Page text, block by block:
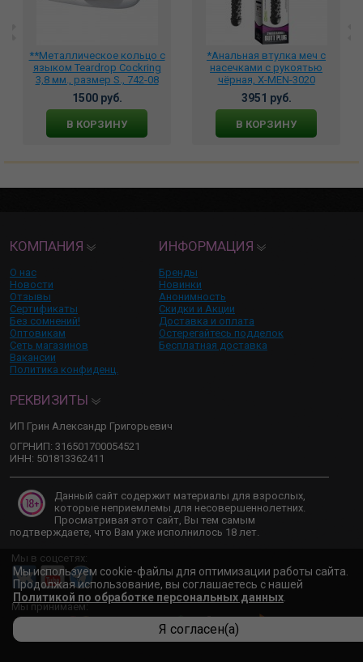
**Металлическое кольцо с
языком Teardrop Cockring
3,8 мм., размер S., 742-08
1500 руб.
В КОРЗИНУ
*Анальная втулка меч с
насечками с рукоятью
чёрная, X-MEN-3020
3951 руб.
В КОРЗИНУ
КОМПАНИЯ
О нас
Новости
Отзывы
Сертификаты
Без сомнений!
Оптовикам
Сеть магазинов
Вакансии
Политика конфиденц.
ИНФОРМАЦИЯ
Бренды
Новинки
Анонимность
Скидки и Акции
Доставка и оплата
Остерегайтесь подделок
Бесплатная доставка
РЕКВИЗИТЫ
ИП Грин Александр Григорьевич
ОГРНИП: 316501700054521
ИНН: 501813362411
Данный сайт содержит материалы для взрослых,
которые неприемлемы для несовершеннолетних.
Просматривая этот сайт, Вы тем самым
подтверждаете, что Вам уже исполнилось 18 лет.
Мы в соцсетях:
Мы принимаем:
Мы используем cookie-файлы для оптимизации работы сайта.
Продолжая использование, вы соглашаетесь с нашей
Политикой по обработке персональных данных
Я согласен(а)